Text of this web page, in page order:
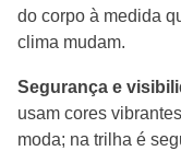
do corpo à medida
clima mudam.
Segurança e
usam cores
moda; na trilha é